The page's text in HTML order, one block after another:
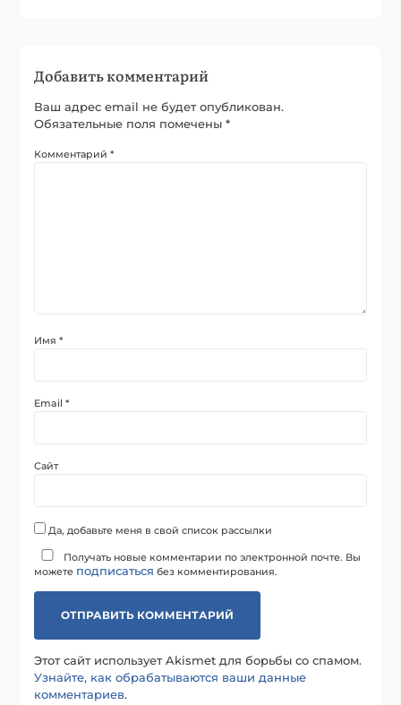
Добавить комментарий
Ваш адрес email не будет опубликован.
Обязательные поля помечены*
Комментарий*
Имя*
Email*
Сайт
Да, добавьте меня в свой список рассылки
Получать новые комментарии по электронной почте. Вы
можете подписаться без комментирования.
Этот сайт использует Akismet для борьбы со спамом.
Узнайте, как обрабатываются ваши данные
комментариев.